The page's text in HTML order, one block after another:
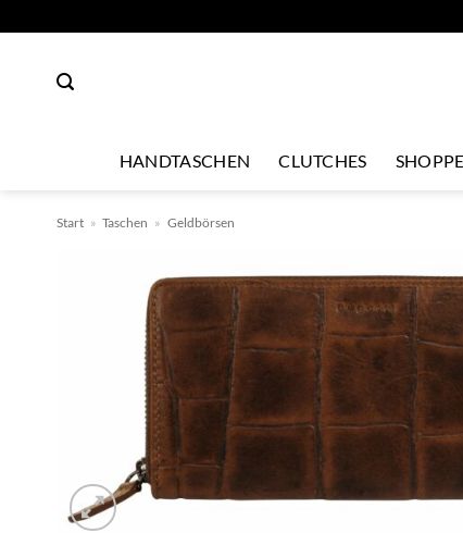
springen
HANDTASCHEN CLUTCHES
Start » Taschen » Geldbörsen